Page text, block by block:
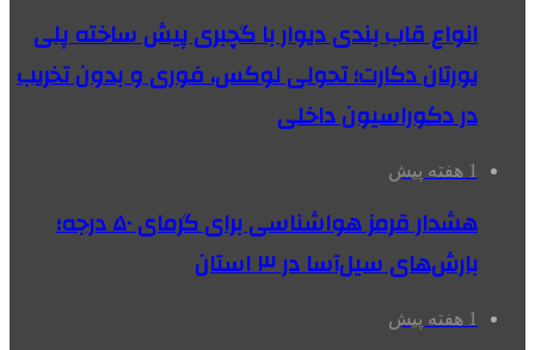
انواع قاب بندی دیوار با گچبری پیش ساخته پلی
یورتان دکارت؛ تحولی لوکس، فوری و بدون تخریب
در دکوراسیون داخلی
1 هفته پیش
هشدار قرمز هواشناسی برای گرمای ۵۰ درجه؛
بارش‌های سیل‌آسا در ۳ استان
1 هفته پیش